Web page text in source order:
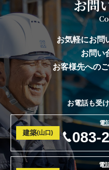
お問
お気軽にお問
お問い
お客様先への
お電話も受
建築(山口)
電
083-
電